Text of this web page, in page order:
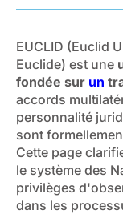
EUCLID (Euclid
Euclide) est une
fondée sur un
accords
personnalité
sont
Cette page
le système des
privilèges
dans les